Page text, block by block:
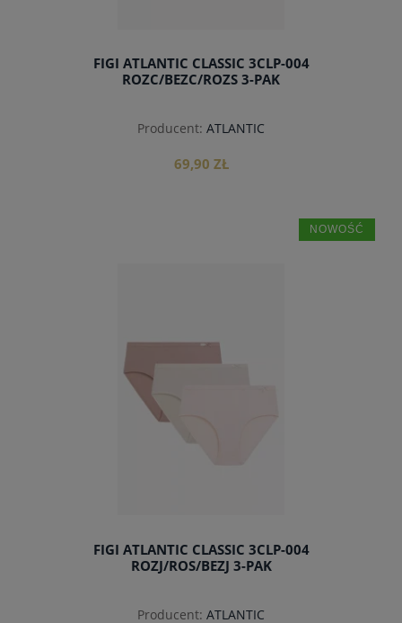
FIGI ATLANTIC CLASSIC 3CLP-004
ROZC/BEZC/ROZS 3-PAK
Producent: ATLANTIC
69,90 ZŁ
FIGI ATLANTIC CLASSIC 3CLP-004
ROZJ/ROS/BEZJ 3-PAK
Producent: ATLANTIC
NOWOŚĆ